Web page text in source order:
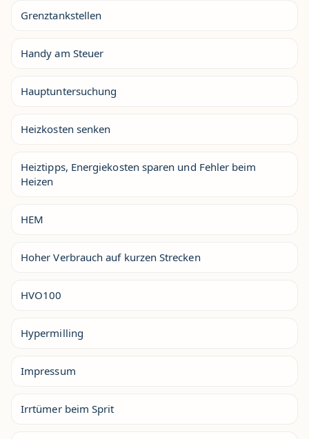
Grenztankstellen
Handy am Steuer
Hauptuntersuchung
Heizkosten senken
Heiztipps, Energiekosten sparen und Fehler beim
Heizen
HEM
Hoher Verbrauch auf kurzen Strecken
HVO100
Hypermilling
Impressum
Irrtümer beim Sprit